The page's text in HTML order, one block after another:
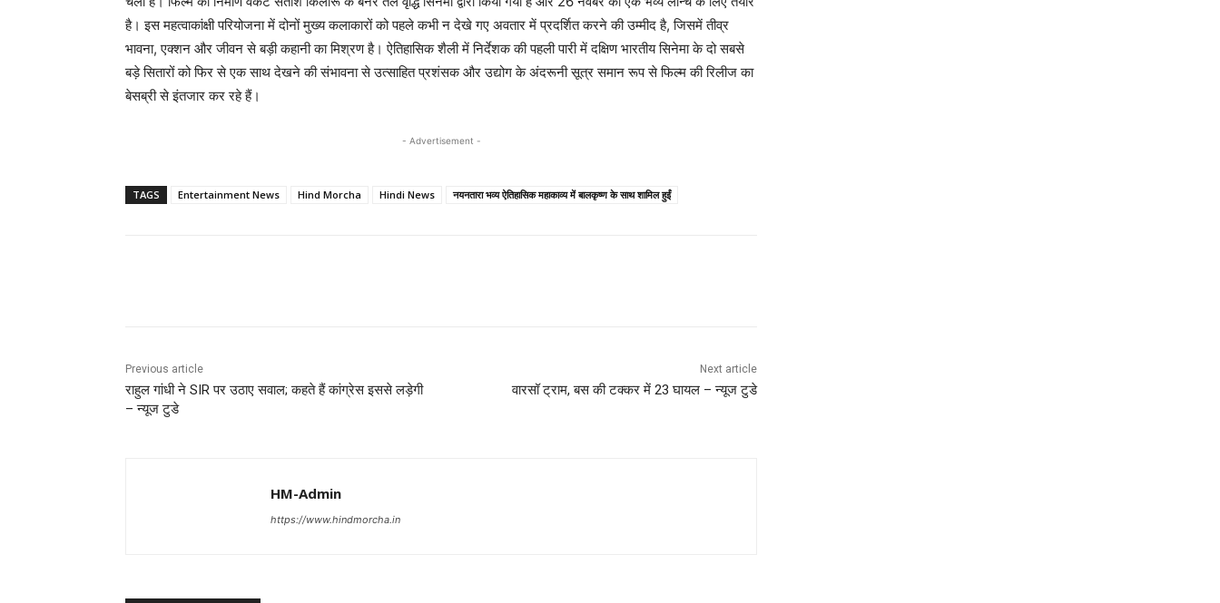
है। इस महत्वाकांक्षी परियोजना में दोनों मुख्य कलाकारों को पहले कभी न देखे गए अवतार में प्रदर्शित करने की उम्मीद है, जिसमें तीव्र
भावना, एक्शन और जीवन से बड़ी कहानी का मिश्रण है। ऐतिहासिक शैली में निर्देशक की पहली पारी में दक्षिण भारतीय सिनेमा के दो सबसे
बड़े सितारों को फिर से एक साथ देखने की संभावना से उत्साहित प्रशंसक और उद्योग के अंदरूनी सूत्र समान रूप से फिल्म की रिलीज का
बेसब्री से इंतजार कर रहे हैं।
- Advertisement -
TAGS Entertainment News Hind Morcha Hindi News नयनतारा भव्य ऐतिहासिक महाकाव्य में बालकृष्ण के साथ शामिल हुईं
Previous article
राहुल गांधी ने SIR पर उठाए सवाल; कहते हैं कांग्रेस इससे लड़ेगी
– न्यूज टुडे
Next article
वारसॉ ट्राम, बस की टक्कर में 23 घायल – न्यूज टुडे
HM-Admin
https://www.hindmorcha.in